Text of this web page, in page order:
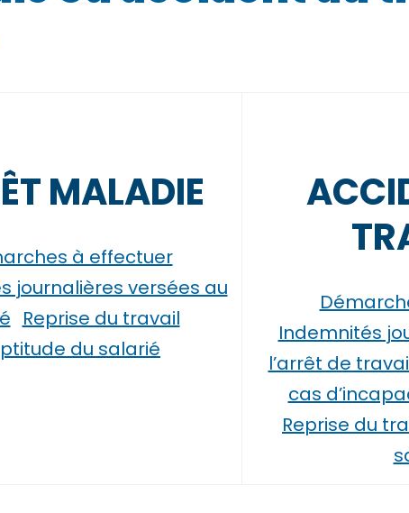
MALADIE
à effectuer
journalières versées au
Reprise du travail
du salarié
Indemnités
l’arrêt de
cas
Reprise du